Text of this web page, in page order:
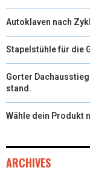
Autoklaven nach
Stapelstühle für die
Gorter
stand.
Wähle dein Produkt
ARCHIVES